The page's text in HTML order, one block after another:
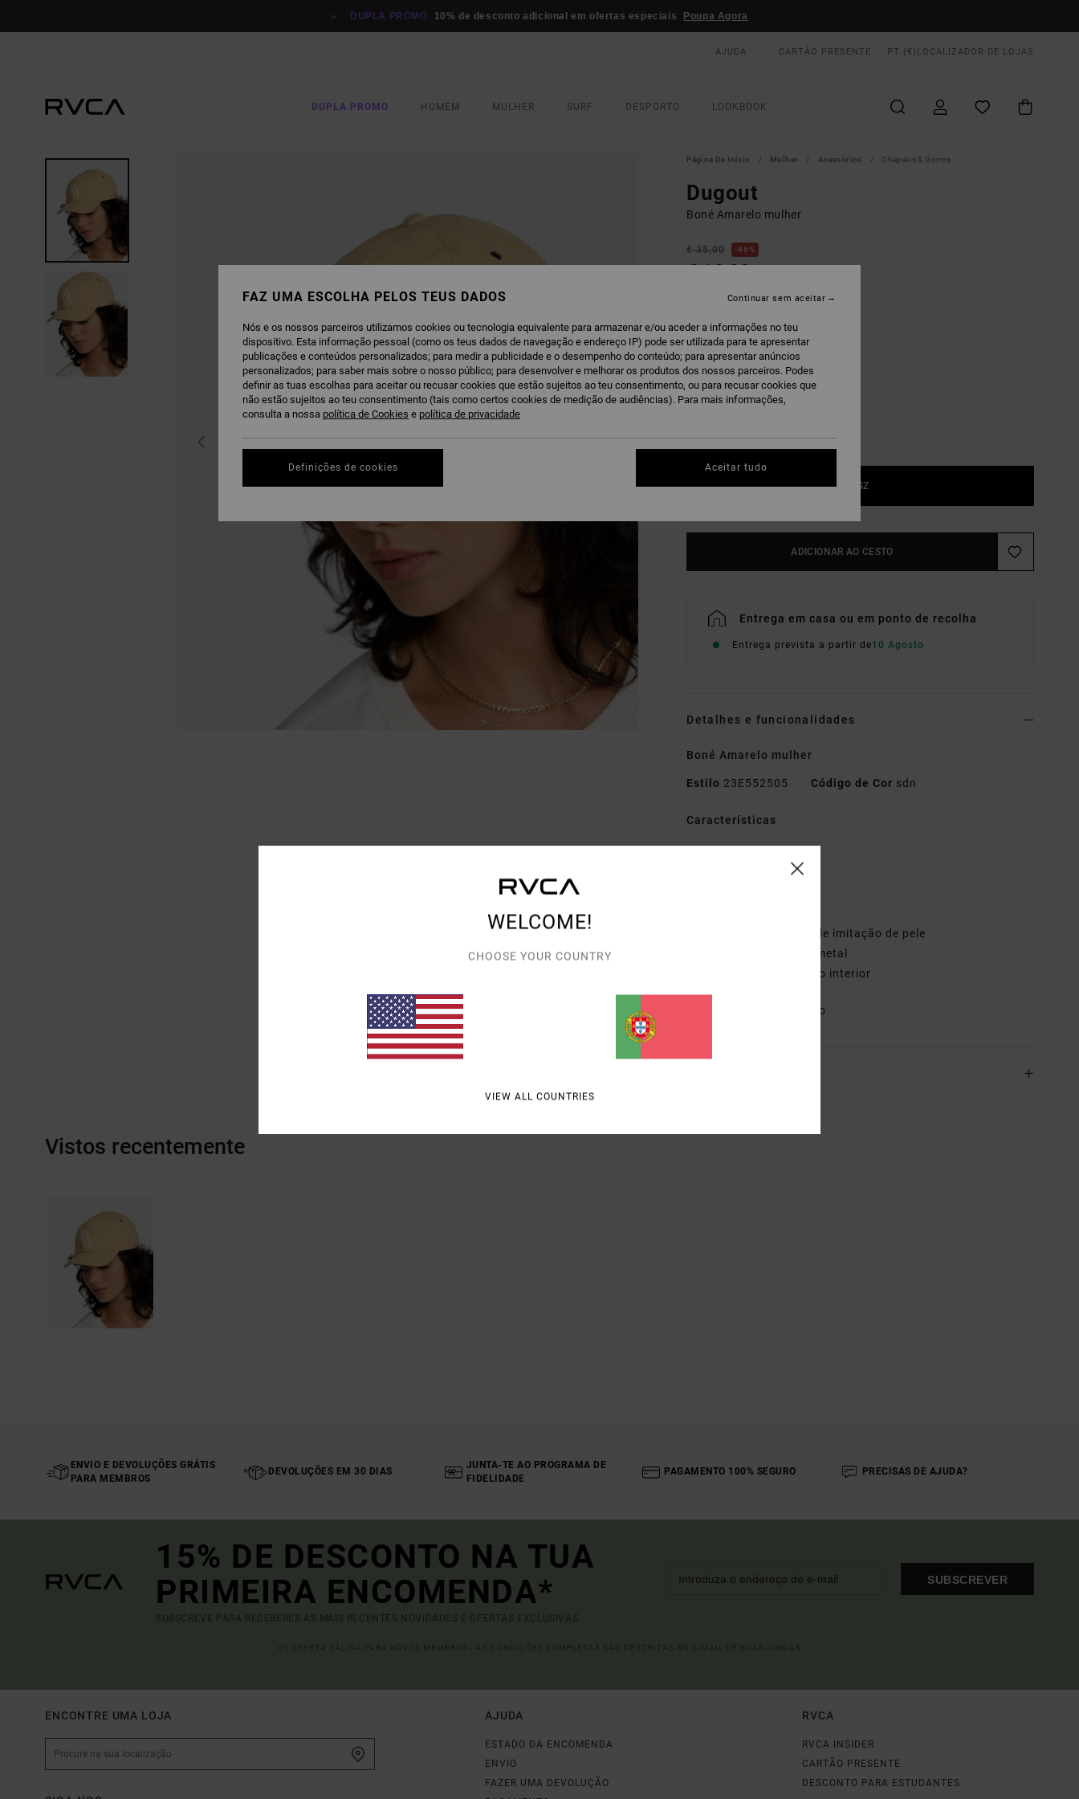
DUPLA PROMO 10% de desconto adicional em ofertas especiais Poupa Agora
AJUDA CARTÃO PRESENTE PT (€) LOCALIZADOR DE LOJAS
DUPLA PROMO HOMEM MULHER SURF DESPORTO LOOKBOOK
Página De Início Mulher Acessórios Chapéus & Gorros
Dugout
Boné Amarelo mulher
€ 35,00 46%
€ 18,90
OFERTAS
CORSand Dune
1SZ
ADICIONAR AO CESTO
Entrega em casa ou em ponto de recolha
Entrega prevista a partir de10 Agosto
Detalhes e funcionalidades
Boné Amarelo mulher
Estilo 23E552505 Código de Cor sdn
Características
de boné dad
Ajustador de tiras de imitação de pele
Fecho de mola em metal
Fita de transpiração interior
100% algodão
Vistos recentemente
ENVIO E DEVOLUÇÕES GRÁTIS
PARA MEMBROS
DEVOLUÇÕES EM 30 DIAS
JUNTA-TE AO PROGRAMA DE
FIDELIDADE
PAGAMENTO 100% SEGURO PRECISAS DE AJUDA?
15% DE DESCONTO NA TUA
PRIMEIRA ENCOMENDA*
SUBSCREVE PARA RECEBERES AS MAIS RECENTES NOVIDADES E OFERTAS EXCLUSIVAS.
SUBSCREVER
ENCONTRE UMA LOJA AJUDA
ESTADO DA ENCOMENDA
ENVIO
FAZER UMA DEVOLUÇÃO
RVCA
RVCA INSIDER
CARTÃO PRESENTE
DESCONTO PARA ESTUDANTES
WELCOME!
CHOOSE YOUR COUNTRY
VIEW ALL COUNTRIES
FAZ UMA ESCOLHA PELOS TEUS DADOS
Nós e os nossos parceiros utilizamos cookies ou tecnologia equivalente para armazenar e/ou aceder a informações no teu
dispositivo. Esta informação pessoal (como os teus dados de navegação e endereço IP) pode ser utilizada para te apresentar
publicações e conteúdos personalizados; para medir a publicidade e o desempenho do conteúdo; para apresentar anúncios
personalizados; para saber mais sobre o nosso público; para desenvolver e melhorar os produtos dos nossos parceiros. Podes
definir as tuas escolhas para aceitar ou recusar cookies que estão sujeitos ao teu consentimento, ou para recusar cookies que
não estão sujeitos ao teu consentimento (tais como certos cookies de medição de audiências). Para mais informações,
consulta a nossa política de Cookies e política de privacidade
Definições de cookies
Continuar sem aceitar
Aceitar tudo